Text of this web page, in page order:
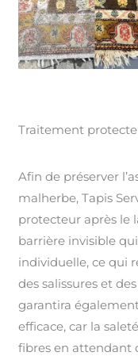
Traitement
Afin de préserver
malherbe, Tapis
protecteur après le
barrière invisible
individuelle, ce qui
des salissures et
garantira
efficace, car la
fibres en attendant